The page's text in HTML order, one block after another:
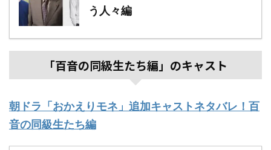
う人々編
「百音の同級生たち編」のキャスト
朝ドラ「おかえりモネ」追加キャストネタバレ！百
音の同級生たち編